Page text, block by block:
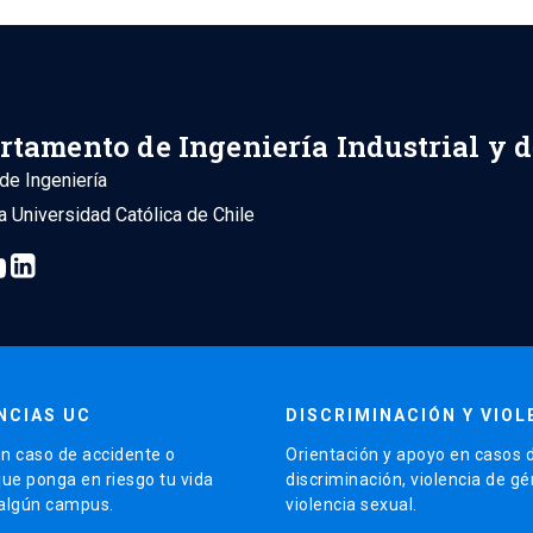
de Ingeniería Industrial y
Ingeniería
Universidad Católica de Chile
UC
caso de accidente o
ponga en riesgo tu vida
campus.
DISCRIMINACIÓN Y
Orientación y apoyo en casos
discriminación, violencia de
violencia sexual.